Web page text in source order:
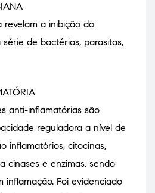
revelam a inibição do
de bactérias, parasitas,
anti-inflamatórias são
reguladora a nível de
inflamatórios, citocinas,
cinases e enzimas, sendo
inflamação. Foi evidenciado